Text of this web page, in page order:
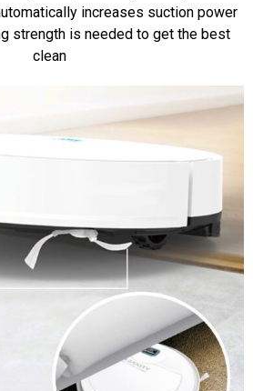
increases suction power
strength is needed to get the best
clean